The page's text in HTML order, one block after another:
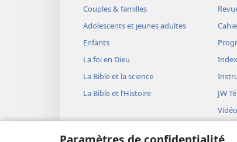
Couples & familles
Adolescents et jeunes adultes
Enfants
La foi en Dieu
La Bible et la science
La Bible et l’Histoire
Index
JW